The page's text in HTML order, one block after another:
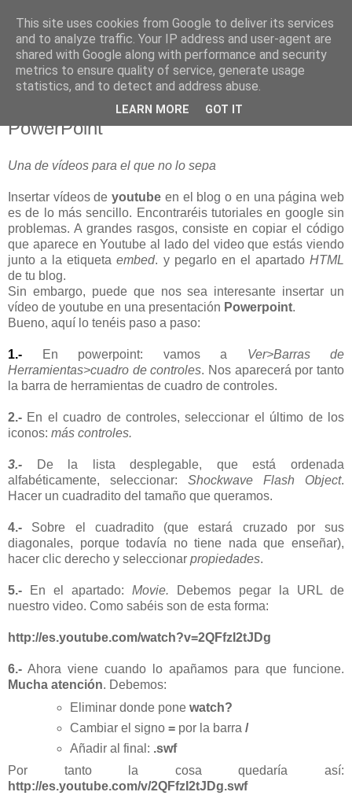
blogOBR
12 diciembre 2007
Tutorial: Insertar vídeos de YouTube en
PowerPoint
Una de vídeos para el que no lo sepa
Insertar vídeos deyoutube en el blog o en una página web
es de lo más sencillo. Encontraréis tutoriales en google sin
problemas. A grandes rasgos, consiste en copiar el código
que aparece en Youtube al lado del video que estás viendo
junto a la etiquetaembed. y pegarlo en el apartadoHTML
de tu blog.
Sin embargo, puede que nos sea interesante insertar un
vídeo de youtube en una presentación Powerpoint.
Bueno, aquí lo tenéis paso a paso:
1.- En powerpoint: vamos a Ver>Barras de
Herramientas>cuadro de controles. Nos aparecerá por tanto
la barra de herramientas de cuadro de controles.
2.- En el cuadro de controles, seleccionar el último de los
iconos: más controles.
3.- De la listadesplegable, que está ordenada
alfabéticamente, seleccionar: Shockwave Flash Object.
Hacer un cuadradito del tamaño que queramos.
4.- Sobre el cuadradito (que estará cruzado por sus
diagonales, porque todavía no tiene nada que enseñar),
hacer clic derecho y seleccionar propiedades.
5.- En el apartado: Movie. Debemos pegar la URL de
nuestro video. Como sabéis son de esta forma:
http://es.youtube.com/watch?v=2QFfzI2tJDg
6.- Ahora viene cuando lo apañamos para que funcione.
Mucha atención. Debemos:
Eliminar donde ponewatch?
Cambiar el signo= por la barra/
Añadir al final: .swf
Por tanto la cosa quedaría así:
http://es.youtube.com/v/2QFfzI2tJDg.swf
This site uses cookies from Google to deliver its services
and to analyze traffic. Your IP address and user-agent are
shared with Google along with performance and security
metrics to ensure quality of service, generate usage
statistics, and to detect and address abuse.
LEARN MORE GOT IT